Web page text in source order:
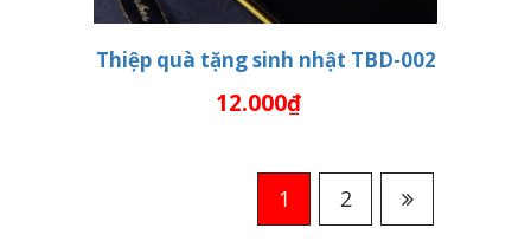
THÊM VÀO GIỎ HÀNG
Thiệp quà tặng sinh nhật TBD-002
12.000₫
1 2